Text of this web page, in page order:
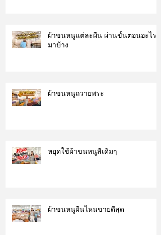
ผ้าขนหนูแต่ละผืน ผ่านขั้นตอนอะไร
มาบ้าง
ผ้าขนหนูถวายพระ
หยุดใช้ผ้าขนหนูสีเดิมๆ
ผ้าขนหนูผืนไหนขายดีสุด